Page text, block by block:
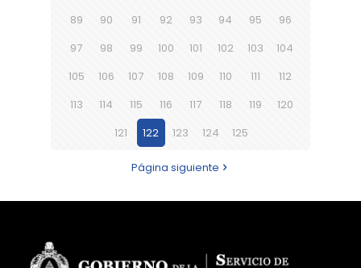
89
90 91 92 93 94 95
96
97
98 99 100 101 102 103
104
105
106 107 108 109 110 111
112
113
114 115 116 117 118 119
120
121
122 123 124 125
Página siguiente